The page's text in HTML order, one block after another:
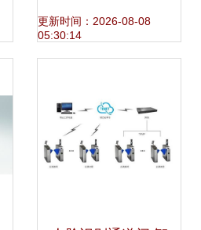
智能测温与人脸识
更新时间：2026-08-08
05:30:14